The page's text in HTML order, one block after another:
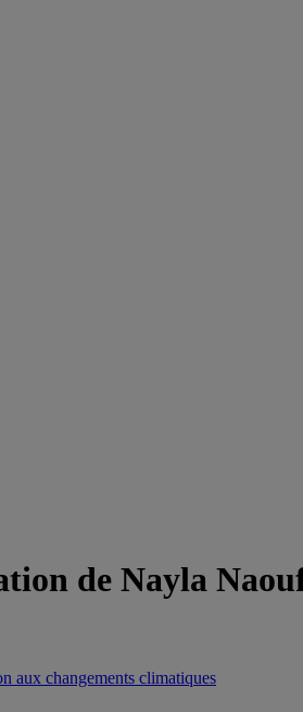
de Nayla
aux changements climatiques